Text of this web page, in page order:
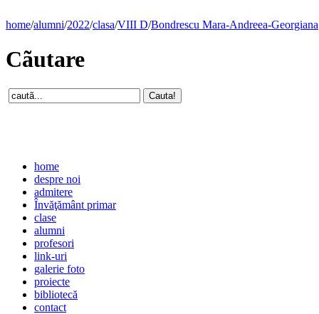
home/alumni/2022/clasa/VIII D/Bondrescu Mara-Andreea-Georgiana
Cãutare
home
despre noi
admitere
Învăţământ primar
clase
alumni
profesori
link-uri
galerie foto
proiecte
bibliotecă
contact